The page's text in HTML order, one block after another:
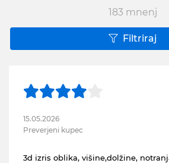
183 mnenj
Filtriraj
15.05.2026
Preverjeni kupec
3d izris oblika, višine,dolžine,